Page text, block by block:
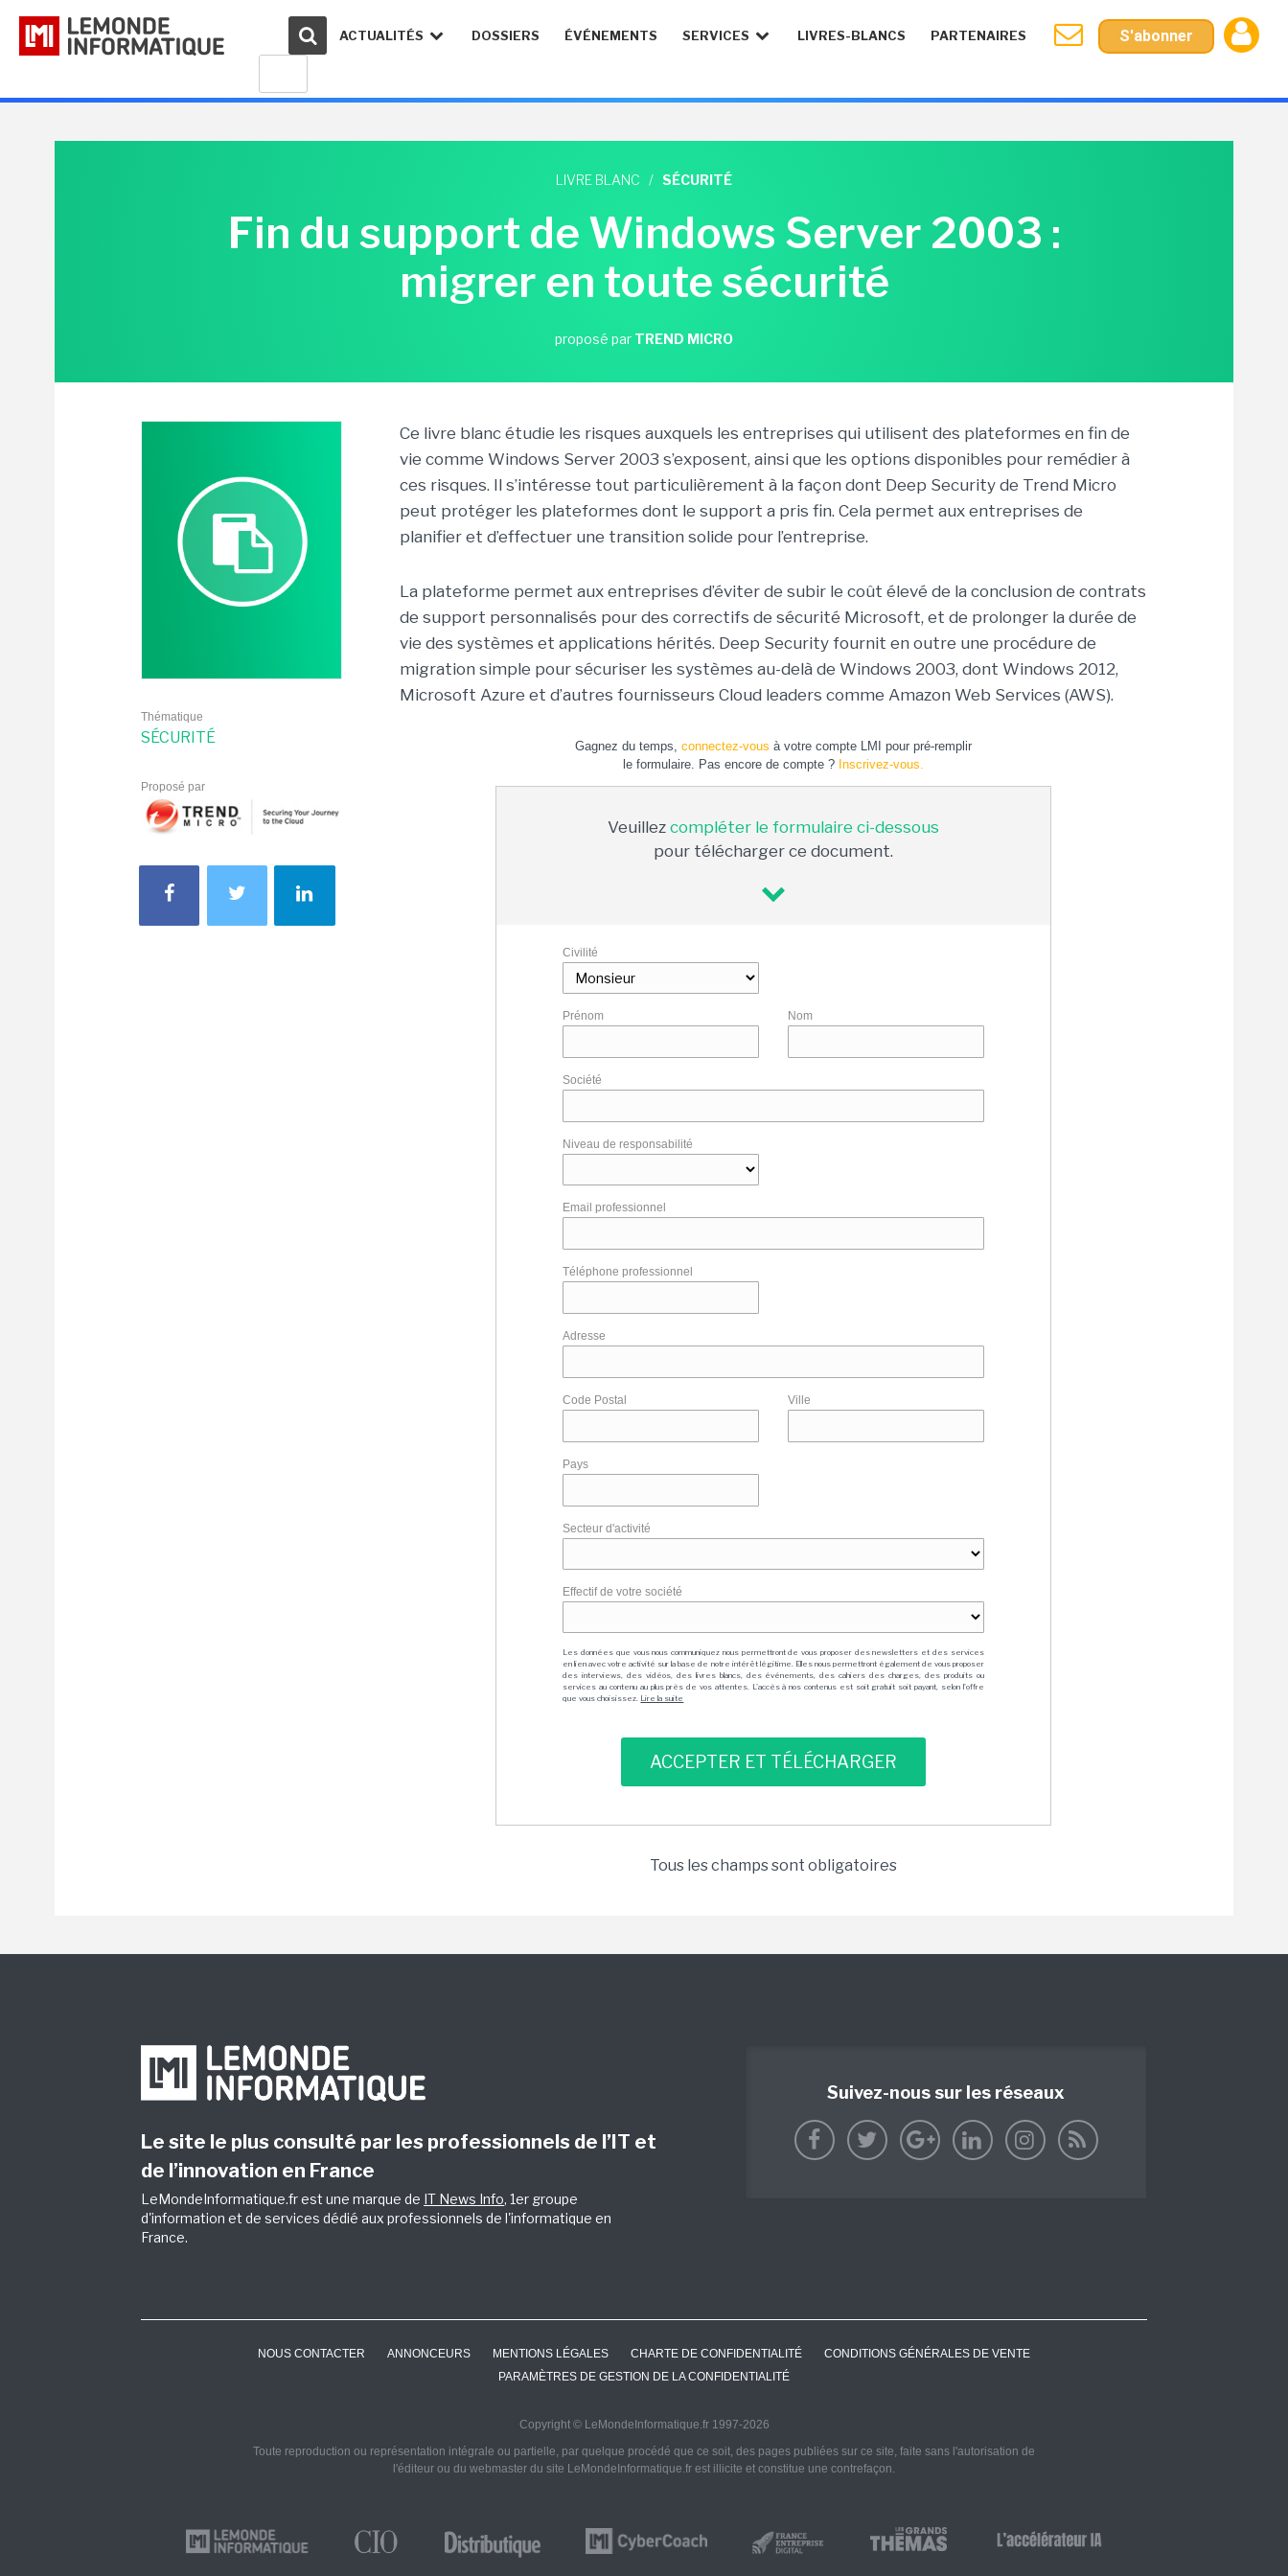
ACTUALITÉS DOSSIERS ÉVÉNEMENTS SERVICES LIVRES-BLANCS PARTENAIRES S'abonner
LIVRE BLANC / SÉCURITÉ
Fin du support de Windows Server 2003 :
migrer en toute sécurité
proposé par TREND MICRO
Thématique
SÉCURITÉ
Proposé par
Ce livre blanc étudie les risques auxquels les entreprises qui utilisent des plateformes en fin de
vie comme Windows Server 2003 s’exposent, ainsi que les options disponibles pour remédier à
ces risques. Il s’intéresse tout particulièrement à la façon dont Deep Security de Trend Micro
peut protéger les plateformes dont le support a pris fin. Cela permet aux entreprises de
planifier et d’effectuer une transition solide pour l’entreprise.
La plateforme permet aux entreprises d’éviter de subir le coût élevé de la conclusion de contrats
de support personnalisés pour des correctifs de sécurité Microsoft, et de prolonger la durée de
vie des systèmes et applications hérités. Deep Security fournit en outre une procédure de
migration simple pour sécuriser les systèmes au-delà de Windows 2003, dont Windows 2012,
Microsoft Azure et d’autres fournisseurs Cloud leaders comme Amazon Web Services (AWS).
Gagnez du temps, connectez-vous à votre compte LMI pour pré-remplir
le formulaire. Pas encore de compte ? Inscrivez-vous.
Veuillez compléter le formulaire ci-dessous
pour télécharger ce document.
Civilité
Prénom Nom
Société
Niveau de responsabilité
Email professionnel
Téléphone professionnel
Adresse
Code Postal Ville
Pays
Secteur d'activité
Effectif de votre société
Les données que vous nous communiquez nous permettront de vous proposer des newsletters et des services
en lien avec votre activité sur la base de notre intérêt légitime. Elles nous permettront également de vous proposer
des interviews, des vidéos, des livres blancs, des événements, des cahiers des charges, des produits ou
services au contenu au plus près de vos attentes. L'accès à nos contenus est soit gratuit soit payant, selon l'offre
que vous choisissez. Lire la suite
Tous les champs sont obligatoires
Le site le plus consulté par les professionnels de l’IT et
de l’innovation en France
LeMondeInformatique.fr est une marque de IT News Info, 1er groupe
d'information et de services dédié aux professionnels de l'informatique en
France.
Suivez-nous sur les réseaux
NOUS CONTACTER ANNONCEURS MENTIONS LÉGALES CHARTE DE CONFIDENTIALITÉ
CONDITIONS GÉNÉRALES DE VENTE
PARAMÈTRES DE GESTION DE LA CONFIDENTIALITÉ
Copyright © LeMondeInformatique.fr 1997-2026
Toute reproduction ou représentation intégrale ou partielle, par quelque procédé que ce soit, des pages publiées sur ce site, faite sans l'autorisation de
l'éditeur ou du webmaster du site LeMondeInformatique.fr est illicite et constitue une contrefaçon.